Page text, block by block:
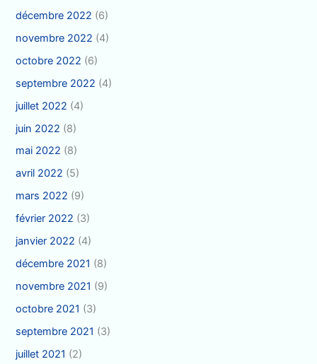
décembre 2022 (6)
novembre 2022 (4)
octobre 2022 (6)
septembre 2022 (4)
juillet 2022 (4)
juin 2022 (8)
mai 2022 (8)
avril 2022 (5)
mars 2022 (9)
février 2022 (3)
janvier 2022 (4)
décembre 2021 (8)
novembre 2021 (9)
octobre 2021 (3)
septembre 2021 (3)
juillet 2021 (2)